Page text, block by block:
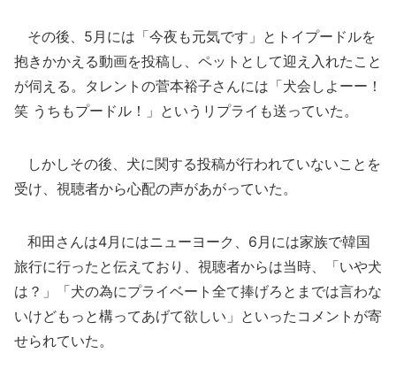
その後、5月には「今夜も元気です」とトイプードルを
抱きかかえる動画を投稿し、ペットとして迎え入れたこと
が伺える。タレントの菅本裕子さんには「犬会しよーー！
笑 うちもプードル！」というリプライも送っていた。
しかしその後、犬に関する投稿が行われていないことを
受け、視聴者から心配の声があがっていた。
和田さんは4月にはニューヨーク、6月には家族で韓国
旅行に行ったと伝えており、視聴者からは当時、「いや犬
は？」「犬の為にプライベート全て捧げろとまでは言わな
いけどもっと構ってあげて欲しい」といったコメントが寄
せられていた。